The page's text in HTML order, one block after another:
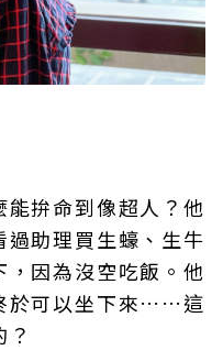
拚命到像超人？他
助理買生蠔、生牛
因為沒空吃飯。他
於可以坐下來……這